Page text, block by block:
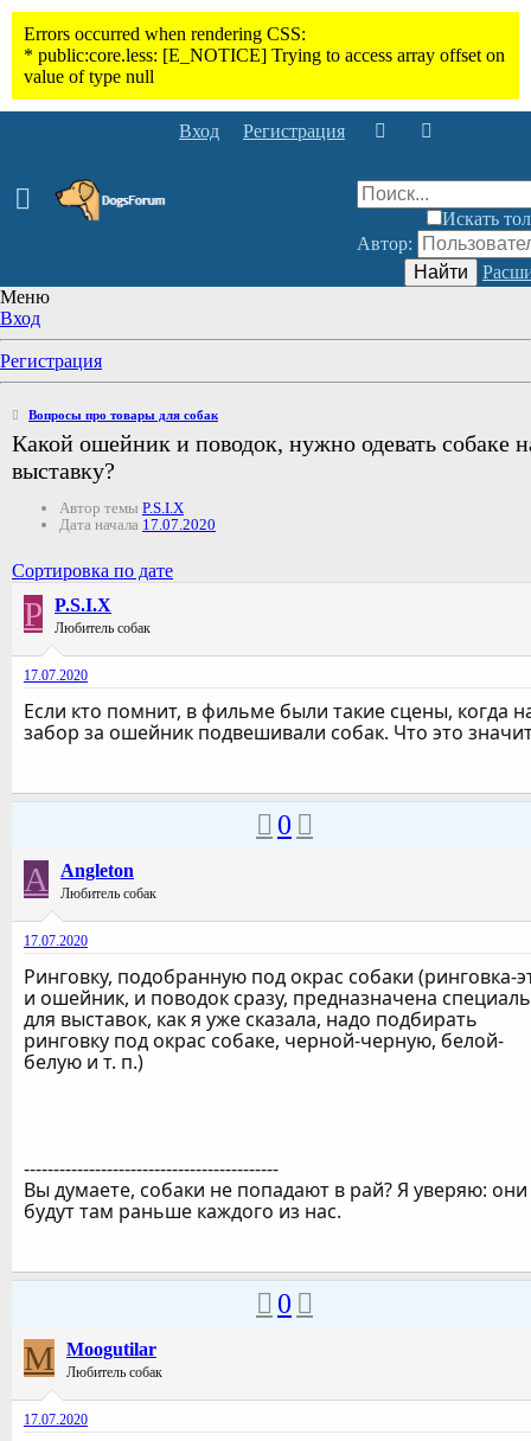
Вход Регистрация
Искать
Автор:
Найти
Меню
Вход
Регистрация
Вопросы про товары для собак
Какой ошейник и поводок, нужно одевать собаке
выставку?
Автор темы P.S.I.X
Дата начала 17.07.2020
Сортировка по дате
P P.S.I.X
Любитель собак
17.07.2020
Если кто помнит, в фильме были такие сцены, когда
забор за ошейник подвешивали собак. Что это
0
A Angleton
Любитель собак
17.07.2020
Ринговку, подобранную под окрас собаки (ринговка-
и ошейник, и поводок сразу, предназначена
для выставок, как я уже сказала, надо подбирать
ринговку под окрас собаке, черной-черную, белой-
белую и т. п.)
-------------------------------------------
Вы думаете, собаки не попадают в рай? Я уверяю: они
будут там раньше каждого из нас.
0
M Moogutilar
Любитель собак
17.07.2020